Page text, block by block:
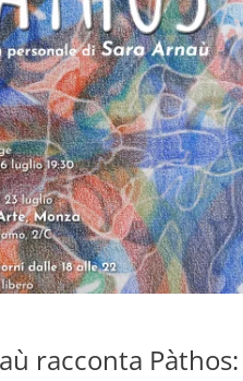
racconta Pàthos: